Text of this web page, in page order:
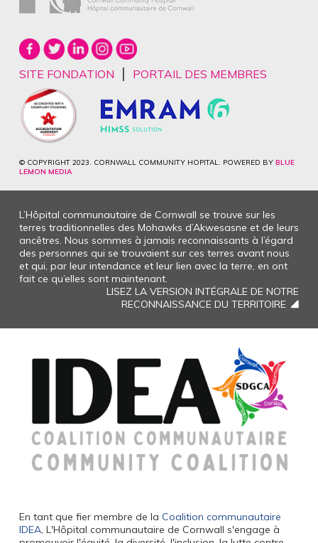
SITE FONDATION | PORTAIL DES MEMBRES
© COPYRIGHT 2023. CORNWALL COMMUNITY HOPITAL. POWERED BY BLUE
LEMON MEDIA
L’Hôpital communautaire de Cornwall se trouve sur les
terres traditionnelles des Mohawks d’Akwesasne et de leurs
ancêtres. Nous sommes à jamais reconnaissants à l’égard
des personnes qui se trouvaient sur ces terres avant nous
et qui, par leur intendance et leur lien avec la terre, en ont
fait ce qu’elles sont maintenant.
LISEZ LA VERSION INTÉGRALE DE NOTRE
RECONNAISSANCE DU TERRITOIRE
En tant que fier membre de la Coalition communautaire
IDEA, L'Hôpital communautaire de Cornwall s'engage à